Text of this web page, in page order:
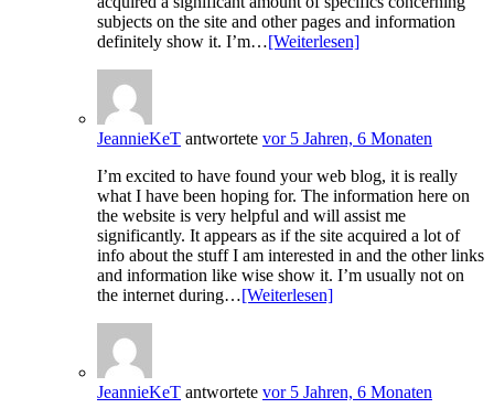
subjects on the site and other pages and information
definitely show it. I’m…[Weiterlesen]
JeannieKeT antwortete vor 5 Jahren, 6 Monaten
I’m excited to have found your web blog, it is really
what I have been hoping for. The information here on
the website is very helpful and will assist me
significantly. It appears as if the site acquired a lot of
info about the stuff I am interested in and the other links
and information like wise show it. I’m usually not on
the internet during…[Weiterlesen]
JeannieKeT antwortete vor 5 Jahren, 6 Monaten